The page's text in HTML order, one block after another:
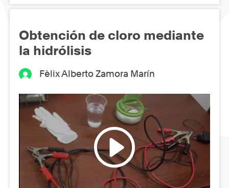
Obtención de cloro mediante
la hidrólisis
Fèlix Alberto Zamora Marín